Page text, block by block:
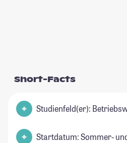
Short-Facts
Studienfeld(er):
Startdatum: Sommer-